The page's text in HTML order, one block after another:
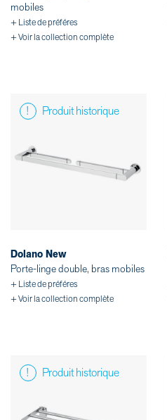
mobiles
+ Liste de préféres
+ Voir la collection complète
Produit historique
Dolano New
Porte-linge double, bras mobiles
+ Liste de préféres
+ Voir la collection complète
Produit historique